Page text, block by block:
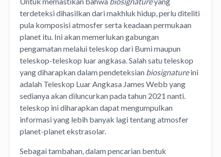
terdeteksi dihasilkan dari makhluk hidup, perlu diteliti
pula komposisi atmosfer serta keadaan permukaan
planet itu. Ini akan memerlukan gabungan
pengamatan melalui teleskop dari Bumi maupun
teleskop-teleskop luar angkasa. Salah satu teleskop
yang diharapkan dalam pendeteksian biosignatureini
adalah Teleskop Luar Angkasa James Webb yang
sedianya akan diluncurkan pada tahun 2021 nanti.
teleskop ini diharapkan dapat mengumpulkan
informasi yang lebih banyak lagi tentang atmosfer
planet-planet ekstrasolar.
Sebagai tambahan, dalam pencarian bentuk